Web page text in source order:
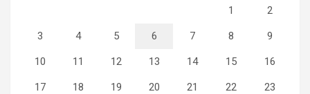
1 2
3 4 5 6 7 8 9
10 11 12 13 14 15 16
17 18 19 20 21 22 23